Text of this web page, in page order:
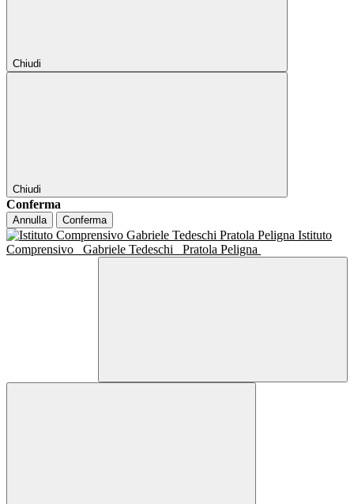
Chiudi
Chiudi
Conferma
Annulla Conferma
Istituto
Comprensivo
Gabriele Tedeschi Pratola Peligna